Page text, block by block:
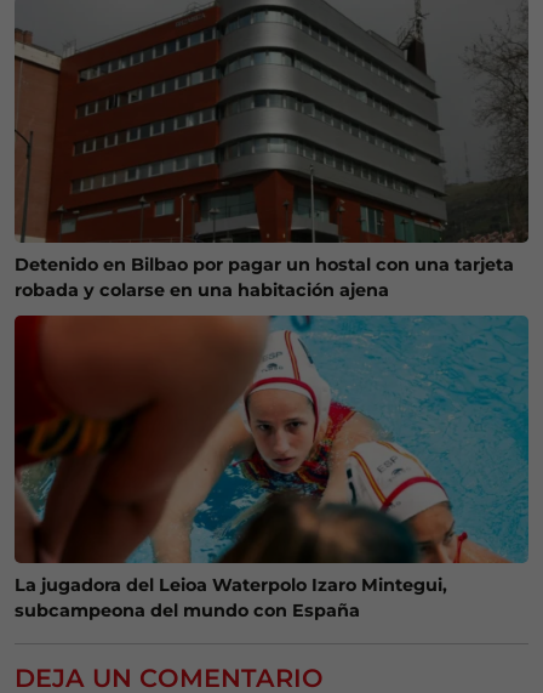
Detenido en Bilbao por pagar un hostal con una tarjeta
robada y colarse en una habitación ajena
La jugadora del Leioa Waterpolo Izaro Mintegui,
subcampeona del mundo con España
DEJA UN COMENTARIO